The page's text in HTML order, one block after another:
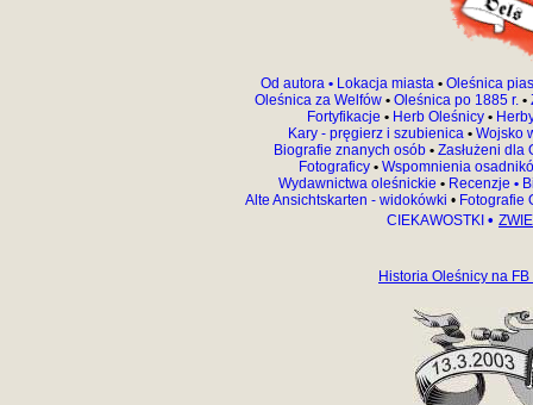
Od autora • Lokacja miasta • Oleśnica
Oleśnica za Welfów• Oleśnica po 1885 r.•
Fortyfikacje •Herb Oleśnicy •
Kary - pręgierz i szubienica • Wojsko
Biografie znanych osób • Zasłużeni dla
Fotograficy • Wspomnienia
Wydawnictwa oleśnickie • Recenzje •
Alte Ansichtskarten - widokówki • Fotografie
CIEKAWOSTKI •
Historia Oleśnicy na